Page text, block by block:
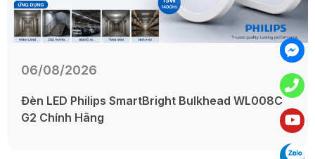
Đèn LED Philips SmartBright Bulkhead WL008C
G2 Chính Hãng
06/08/2026